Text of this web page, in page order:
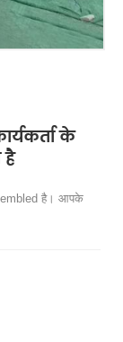
के
है
है। आपके